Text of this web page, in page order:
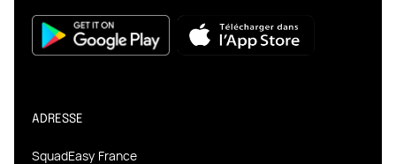
ADRESSE
SquadEasy France